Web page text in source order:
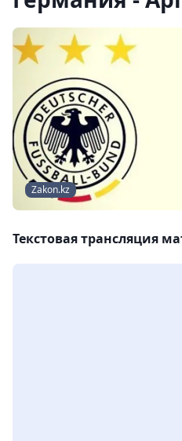
Zakon.kz
Текстовая трансляция